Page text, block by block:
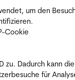
um den
Cookie
zu. Dadurch kann die
für